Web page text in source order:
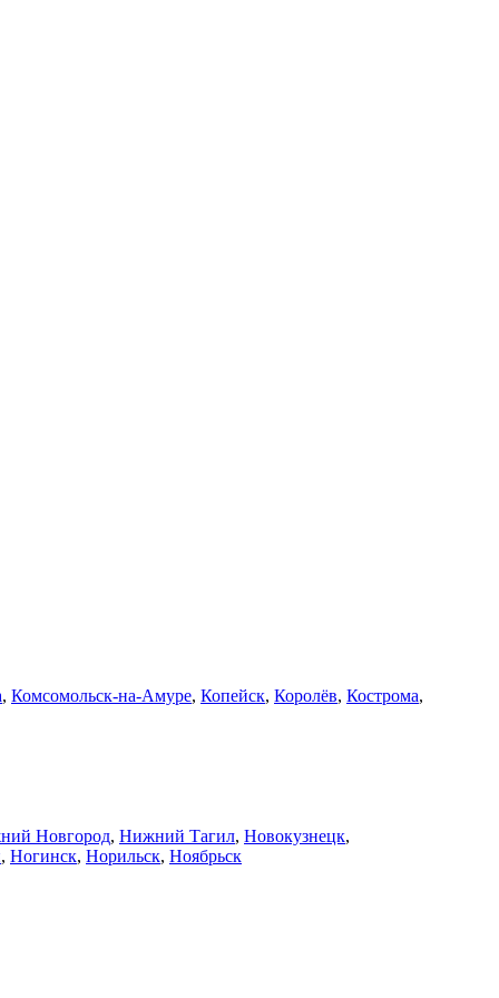
, Комсомольск-на-Амуре, Копейск, Королёв, Кострома,
Новгород, Нижний Тагил, Новокузнецк,
, Ногинск, Норильск, Ноябрьск